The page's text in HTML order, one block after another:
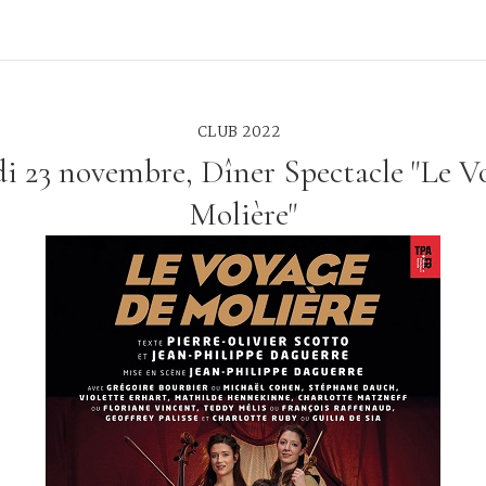
CLUB 2022
23 novembre, Dîner Spectacle "Le
Molière"